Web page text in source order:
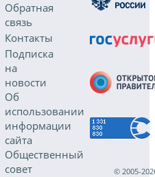
Обратная
связь
Контакты
Подписка
на
новости
Об
использовании
информации
сайта
Общественный
совет
© 2005-